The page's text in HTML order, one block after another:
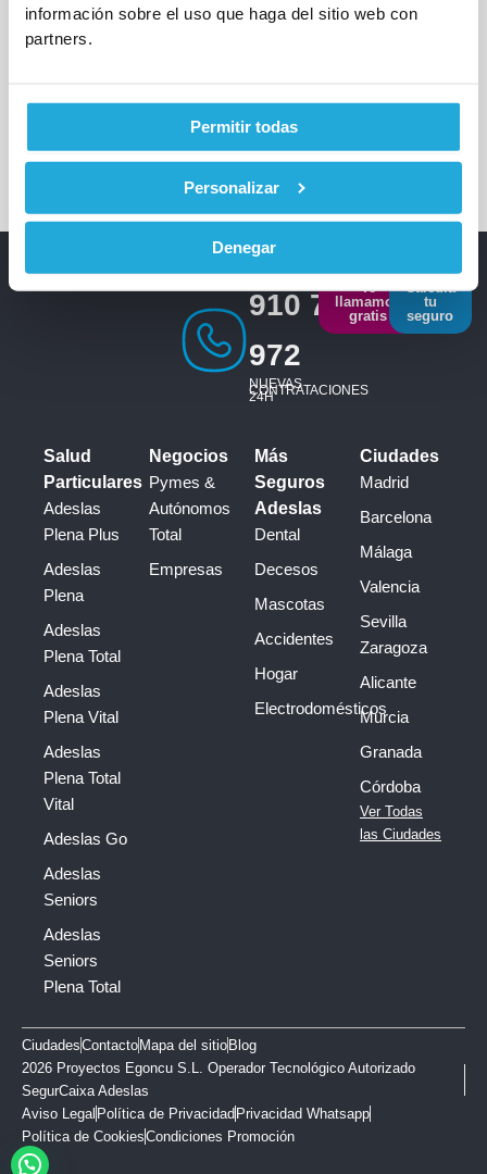
información sobre el uso que haga del sitio web con
partners.
Permitir todas
Personalizar
Denegar
Deja un comentario /Blog/ InformaticoCinpy
Los seguros de decesos con cobertura internacional
España, la familia no
910 793
972
NUEVAS
CONTRATACIONES
24H
Te
llamamos
gratis
Calcula
tu
seguro
Salud
Particulares
Adeslas
Plena Plus
Adeslas
Plena
Adeslas
Plena Total
Adeslas
Plena Vital
Adeslas
Plena Total
Vital
Adeslas Go
Adeslas
Seniors
Adeslas
Seniors
Plena Total
Negocios
Pymes &
Autónomos
Total
Empresas
Más
Seguros
Adeslas
Dental
Decesos
Mascotas
Accidentes
Hogar
Electrodomésticos
Ciudades
Madrid
Barcelona
Málaga
Valencia
Sevilla
Zaragoza
Alicante
Murcia
Granada
Córdoba
Ver Todas
las Ciudades
CiudadesContacto Mapa del sitio Blog
2026 Proyectos Egoncu S.L. Operador Tecnológico Autorizado
SegurCaixa Adeslas
Aviso Legal Política de Privacidad Privacidad Whatsapp
Política de CookiesCondiciones Promoción